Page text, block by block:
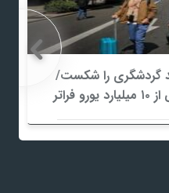
رونق گردشگری
چین/ میراث